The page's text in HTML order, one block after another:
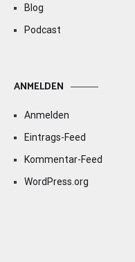
Blog
Podcast
ANMELDEN
Anmelden
Eintrags-Feed
Kommentar-Feed
WordPress.org